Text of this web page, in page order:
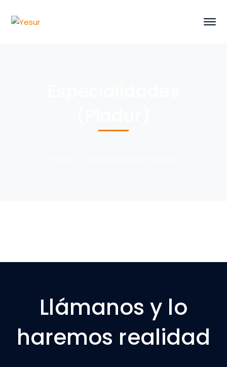
Llámanos y lo
haremos realidad